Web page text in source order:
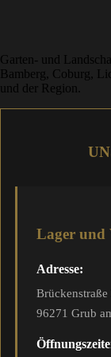
Garten- und
Bamberg, Coburg,
und der Region.
Lager und
Adresse:
Brückenstraße
96271 Grub